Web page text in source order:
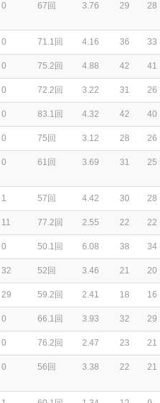
0 67回 3.76 29 28
0 71.1回 4.16 36 33
0 75.2回 4.88 42 41
0 72.2回 3.22 31 26
0 83.1回 4.32 42 40
0 75回 3.12 28 26
0 61回 3.69 31 25
1 57回 4.42 30 28
11 77.2回 2.55 22 22
0 50.1回 6.08 38 34
32 52回 3.46 21 20
29 59.2回 2.41 18 16
0 66.1回 3.93 32 29
0 76.2回 2.47 23 21
0 56回 3.38 22 21